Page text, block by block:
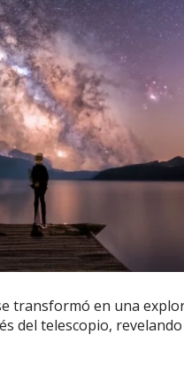
transformó en una
del telescopio,